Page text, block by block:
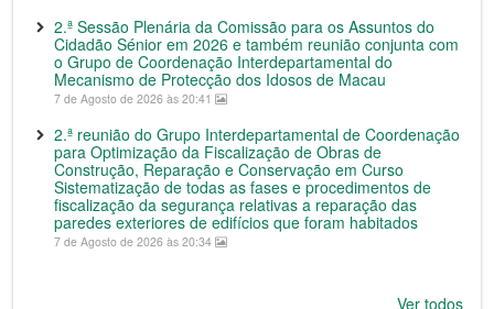
2.ª Sessão Plenária da Comissão para os Assuntos do
Cidadão Sénior em 2026 e também reunião conjunta com
o Grupo de Coordenação Interdepartamental do
Mecanismo de Protecção dos Idosos de Macau
7 de Agosto de 2026 às 20:41
2.ª reunião do Grupo Interdepartamental de Coordenação
para Optimização da Fiscalização de Obras de
Construção, Reparação e Conservação em Curso
Sistematização de todas as fases e procedimentos de
fiscalização da segurança relativas a reparação das
paredes exteriores de edifícios que foram habitados
7 de Agosto de 2026 às 20:34
Ver todos